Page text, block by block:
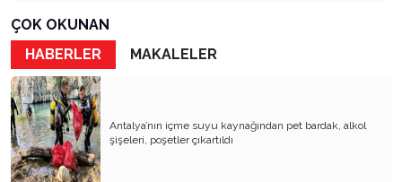
Bilgi Nedir?
Önleyici Gerontoloji
İnsan, Akıl ve Aklı Kullanmak: Ömür Boyu
Öğrenme
İntervensiyon – Prevensiyon – Rehabilitasyon
Gerontoloji ve Bilimler Arası İşbirliği
ÇOK OKUNAN
HABERLER
MAKALELER
Antalya’nın içme suyu kaynağından pet bardak, alkol
şişeleri, poşetler çıkartıldı